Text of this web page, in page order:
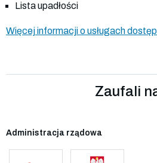
Lista upadłości
Więcej informacji o usługach
Zaufali
Administracja rządowa